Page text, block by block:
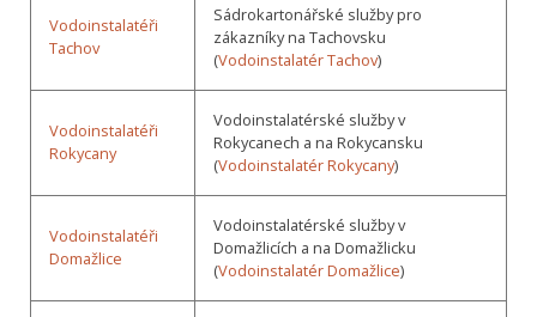
Vodoinstalatéři
Tachov
Sádrokartonářské služby pro
zákazníky na Tachovsku
(Vodoinstalatér Tachov)
Vodoinstalatéři
Rokycany
Vodoinstalatérské služby v
Rokycanech a na Rokycansku
(Vodoinstalatér Rokycany)
Vodoinstalatéři
Domažlice
Vodoinstalatérské služby v
Domažlicích a na Domažlicku
(Vodoinstalatér Domažlice)